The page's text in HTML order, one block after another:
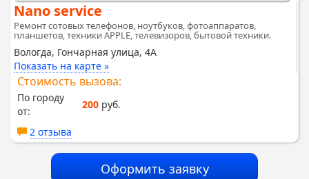
Nano service
Ремонт сотовых телефонов, ноутбуков, фотоаппаратов,
планшетов, техники APPLE, телевизоров, бытовой техники.
Вологда, Гончарная улица, 4А
Показать на карте »
Стоимость вызова:
По городу
от:
200 руб.
2 отзыва
Оформить заявку